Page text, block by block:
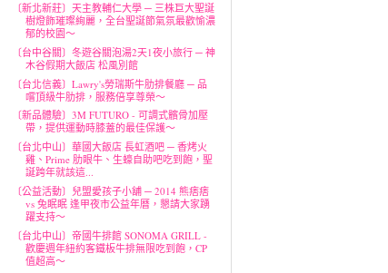
〔新北新莊〕天主教輔仁大學 ─ 三株巨大聖誕
樹燈飾璀璨絢麗，全台聖誕節氣氛最歡愉濃
郁的校園～
〔台中谷關〕冬遊谷關泡湯2天1夜小旅行 ─ 神
木谷假期大飯店 松風別館
〔台北信義〕Lawry's勞瑞斯牛肋排餐廳 ─ 品
嚐頂級牛肋排，服務倍享尊榮～
〔新品體驗〕3M FUTURO - 可調式髕骨加壓
帶，提供運動時膝蓋的最佳保護～
〔台北中山〕華國大飯店 長虹酒吧 ─ 香烤火
雞、Prime 肋眼牛、生蠔自助吧吃到飽，聖
誕跨年就該這...
〔公益活動〕兒盟愛孩子小舖 ─ 2014 熊痞痞
vs 兔眠眠 逢甲夜市公益年曆，懇請大家踴
躍支持～
〔台北中山〕帝國牛排館 SONOMA GRILL -
歡慶週年紐約客鐵板牛排無限吃到飽，CP
值超高～